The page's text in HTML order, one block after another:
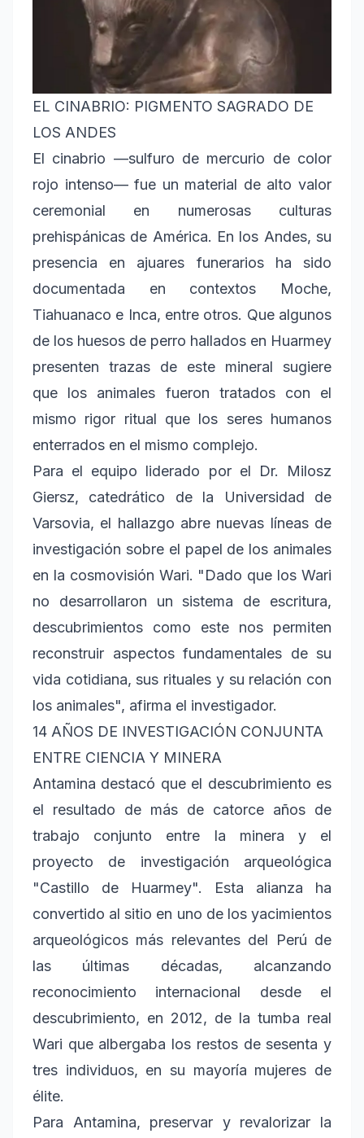
EL CINABRIO: PIGMENTO SAGRADO DE
LOS ANDES
El cinabrio —sulfuro de mercurio de color
rojo intenso— fue un material de alto valor
ceremonial en numerosas culturas
prehispánicas de América. En los Andes, su
presencia en ajuares funerarios ha sido
documentada en contextos Moche,
Tiahuanaco e Inca, entre otros. Que algunos
de los huesos de perro hallados en Huarmey
presenten trazas de este mineral sugiere
que los animales fueron tratados con el
mismo rigor ritual que los seres humanos
enterrados en el mismo complejo.
Para el equipo liderado por el Dr. Milosz
Giersz, catedrático de la Universidad de
Varsovia, el hallazgo abre nuevas líneas de
investigación sobre el papel de los animales
en la cosmovisión Wari. "Dado que los Wari
no desarrollaron un sistema de escritura,
descubrimientos como este nos permiten
reconstruir aspectos fundamentales de su
vida cotidiana, sus rituales y su relación con
los animales", afirma el investigador.
14 AÑOS DE INVESTIGACIÓN CONJUNTA
ENTRE CIENCIA Y MINERA
Antamina destacó que el descubrimiento es
el resultado de más de catorce años de
trabajo conjunto entre la minera y el
proyecto de investigación arqueológica
"Castillo de Huarmey". Esta alianza ha
convertido al sitio en uno de los yacimientos
arqueológicos más relevantes del Perú de
las últimas décadas, alcanzando
reconocimiento internacional desde el
descubrimiento, en 2012, de la tumba real
Wari que albergaba los restos de sesenta y
tres individuos, en su mayoría mujeres de
élite.
Para Antamina, preservar y revalorizar la